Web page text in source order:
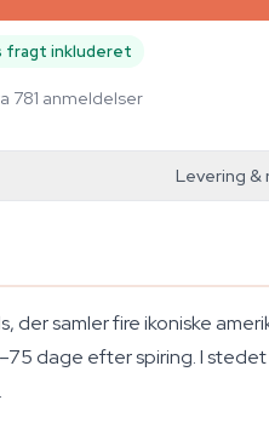
fragt inkluderet
781 anmeldelser
Levering &
samler fire ikoniske
dage efter spiring. I